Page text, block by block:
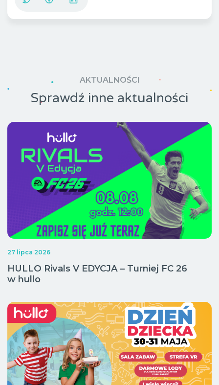
AKTUALNOŚCI
Sprawdź inne aktualności
27 lipca 2026
HULLO Rivals V EDYCJA – Turniej FC 26
w hullo